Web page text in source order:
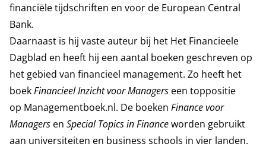
financiële tijdschriften en voor de European Central
Bank.
Daarnaast is hij vaste auteur bij het Het Financieele
Dagblad en heeft hij een aantal boeken geschreven op
het gebied van financieel management. Zo heeft het
boekFinancieel Inzicht voor Managers een toppositie
op Managementboek.nl. De boeken Finance voor
Managers en Special Topics in Financeworden gebruikt
aan universiteiten en business schools in vier landen.